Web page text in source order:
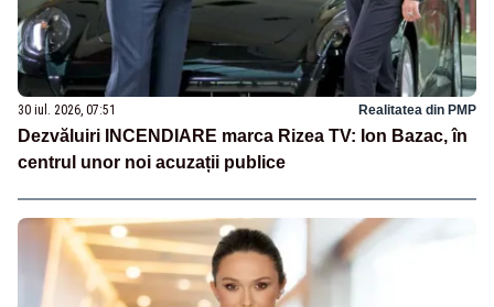
30 iul. 2026, 07:51 Realitatea din PMP
Dezvăluiri INCENDIARE marca Rizea TV: Ion Bazac, în
centrul unor noi acuzații publice